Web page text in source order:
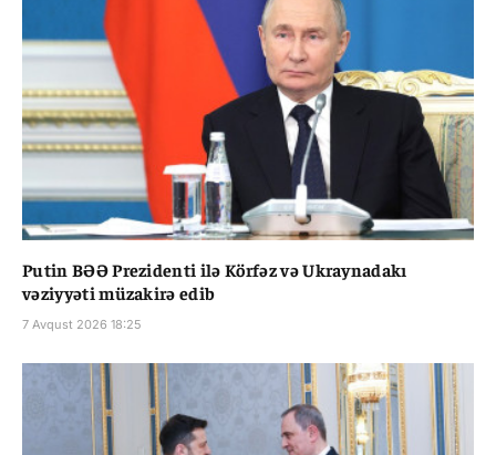
Putin BƏƏ Prezidenti ilə Körfəz və Ukraynadakı
vəziyyəti müzakirə edib
7 Avqust 2026 18:25